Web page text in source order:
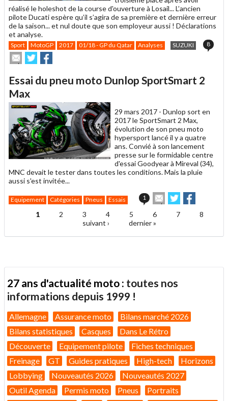
réalisé le holeshot de la course d'ouverture à Losail... L’ancien
pilote Ducati espère qu’il s’agira de sa première et dernière erreur
de la saison... et nul doute que son employeur aussi ! Déclarations
et analyse.
Sport MotoGP 2017 01/18 - GP du Qatar Analyses SUZUKI 8
Envoyer
cet
à
un
ami
Partager
sur
sur
Essai du pneu moto Dunlop SportSmart 2
Max
29 mars 2017 - Dunlop sort en
2017 le SportSmart 2 Max,
évolution de son pneu moto
hypersport lancé il y a quatre
ans. Convié à son lancement
presse sur le formidable centre
d'essai Goodyear à Mireval (34),
MNC devait le tester dans toutes les conditions. Mais la pluie
aussi s'est invitée...
Equipement Catégories Pneus Essais 1
Envoyer
cet
article
à
ami
Partager
sur
Twitter
sur
Facebook
Pages1 2 3 4 5 6 7
8
suivant ›
dernier »
27 ans d'actualité moto : toutes nos
informations depuis 1999 !
Allemagne Assurance moto
Bilans marché 2026
Bilans statistiques
Casques
Dans Le Rétro
Découverte
Equipement pilote
Fiches techniques
Freinage
GT Guides pratiques High-tech
Horizons
Lobbying
Nouveautés 2026
Nouveautés 2027
Outil Agenda
Permis moto Pneus
Portraits